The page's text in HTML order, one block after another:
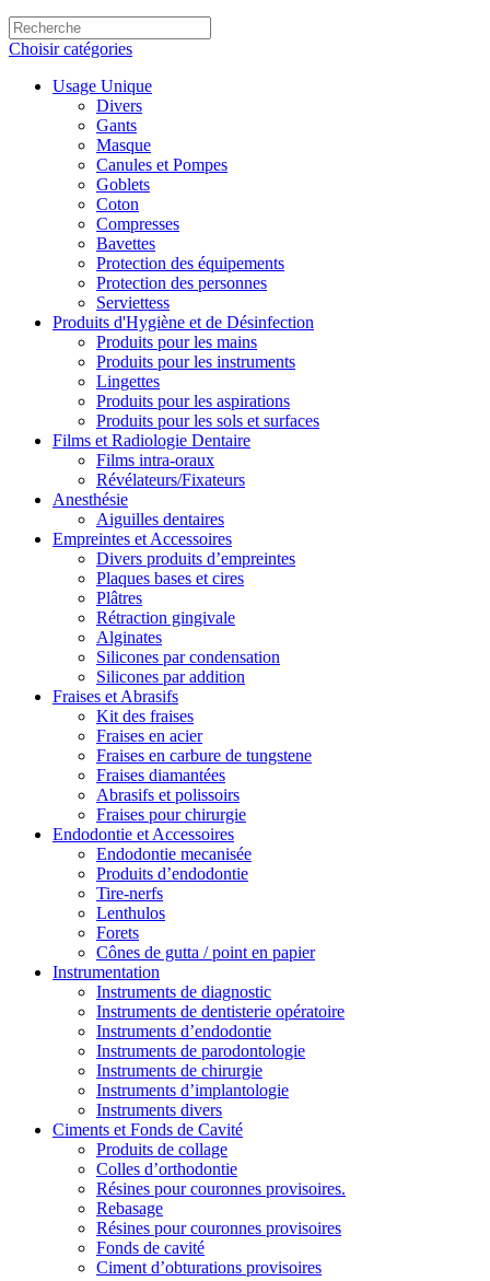
Choisir catégories
Usage Unique
Divers
Gants
Masque
Canules et Pompes
Goblets
Coton
Compresses
Bavettes
Protection des équipements
Protection des personnes
Serviettess
Produits d'Hygiène et de Désinfection
Produits pour les mains
Produits pour les instruments
Lingettes
Produits pour les aspirations
Produits pour les sols et surfaces
Films et Radiologie Dentaire
Films intra-oraux
Révélateurs/Fixateurs
Anesthésie
Aiguilles dentaires
Empreintes et Accessoires
Divers produits d’empreintes
Plaques bases et cires
Plâtres
Rétraction gingivale
Alginates
Silicones par condensation
Silicones par addition
Fraises et Abrasifs
Kit des fraises
Fraises en acier
Fraises en carbure de tungstene
Fraises diamantées
Abrasifs et polissoirs
Fraises pour chirurgie
Endodontie et Accessoires
Endodontie mecanisée
Produits d’endodontie
Tire-nerfs
Lenthulos
Forets
Cônes de gutta / point en papier
Instrumentation
Instruments de diagnostic
Instruments de dentisterie opératoire
Instruments d’endodontie
Instruments de parodontologie
Instruments de chirurgie
Instruments d’implantologie
Instruments divers
Ciments et Fonds de Cavité
Produits de collage
Colles d’orthodontie
Résines pour couronnes provisoires.
Rebasage
Résines pour couronnes provisoires
Fonds de cavité
Ciment d’obturations provisoires